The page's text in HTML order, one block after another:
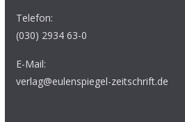
Telefon:
(030) 2934 63-0
E-Mail:
verlag@eulenspiegel-zeitschrift.de